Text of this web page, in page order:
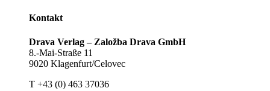
Kontakt
Drava Verlag – Založba Drava GmbH
8.-Mai-Straße 11
9020 Klagenfurt/Celovec
T +43 (0) 463 37036